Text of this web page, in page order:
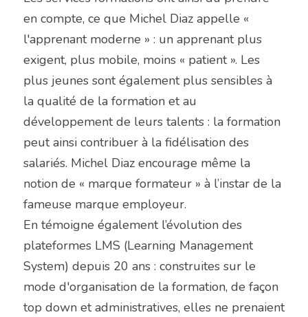
en compte, ce que Michel Diaz appelle «
l'apprenant moderne » : un apprenant plus
exigent, plus mobile, moins « patient ». Les
plus jeunes sont également plus sensibles à
la qualité de la formation et au
développement de leurs talents : la formation
peut ainsi contribuer à la fidélisation des
salariés. Michel Diaz encourage même la
notion de « marque formateur » à l’instar de la
fameuse marque employeur.
En témoigne également l’évolution des
plateformes LMS (Learning Management
System) depuis 20 ans : construites sur le
mode d'organisation de la formation, de façon
top down et administratives, elles ne prenaient